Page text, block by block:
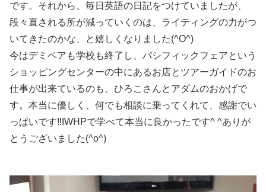
です。それから、毎日英語の日記をつけていましたが、
段々直される所が減っていくのは、ライティングの力がつ
いてきたのかな、と嬉しくなりました(^O^)
今はデミペアも学校も終了し、パシフィックフェアという
ショッピングセンターの中にあるお店とツアーガイドのお
仕事が出来ているのも、ひろこさんとアダムのおかげで
す。本当に優しく、何でも相談に乗ってくれて、感謝でい
っぱいです‼IWHPで学べて本当に良かったです^ ^ありが
とうございました(^o^)